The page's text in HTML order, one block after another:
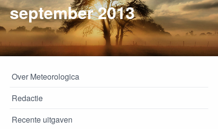
september 2013
Over Meteorologica
Redactie
Recente uitgaven